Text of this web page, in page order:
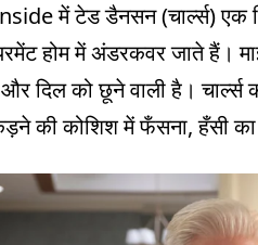
में टेड डैनसन (चार्ल्स) एक
होम में अंडरकवर जाते हैं।
दिल को छूने वाली है।
की कोशिश में फँसना, हँसी का